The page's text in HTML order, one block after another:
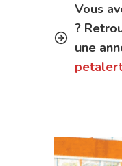
Vous
?
une